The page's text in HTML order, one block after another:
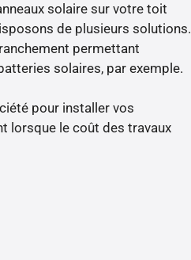
solaire sur votre toit
de plusieurs solutions.
permettant
solaires, par exemple.
pour installer vos
lorsque le coût des travaux